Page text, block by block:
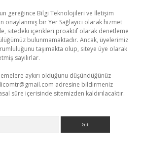
gereğince Bilgi Teknolojileri ve İletişim
onaylanmış bir Yer Sağlayıcı olarak hizmet
sitedeki içerikleri proaktif olarak denetleme
bulunmamaktadır. Ancak, üyelerimiz
taşımakta olup, siteye üye olarak
sayılırlar.
aykırı olduğunu düşündüğünüz
adresine bildirmeniz
süre içerisinde sitemizden kaldırılacaktır.